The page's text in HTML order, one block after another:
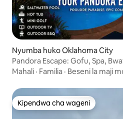
Nyumba huko Oklahoma City
Pandora Escape: Gofu, Spa,
Arcade
Mahali · Familia · Beseni la maji
Kipendwa cha wageni
Kipendwa cha wageni